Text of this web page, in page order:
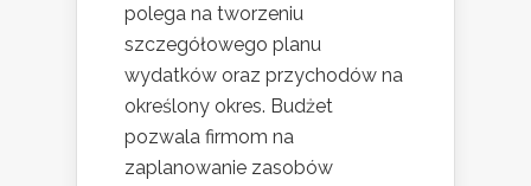
polega na tworzeniu
szczegółowego planu
wydatków oraz przychodów na
określony okres. Budżet
pozwala firmom na
zaplanowanie zasobów